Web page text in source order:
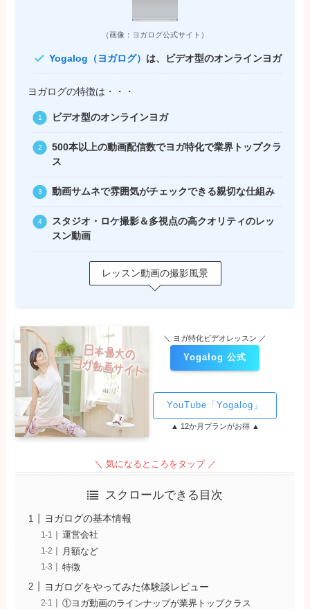
（画像：ヨガログ公式サイト）
Yogalog（ヨガログ） は、ビデオ型のオンラインヨガ
ヨガログの特徴は・・・
ビデオ型のオンラインヨガ
500本以上の動画配信数でヨガ特化で業界トップクラ
ス
動画サムネで雰囲気がチェックできる親切な仕組み
スタジオ・ロケ撮影＆多視点の高クオリティのレッ
スン動画
レッスン動画の撮影風景
＼ ヨガ特化ビデオレッスン ／
Yogalog 公式
YouTube「Yogalog」
▲ 12か月プランがお得 ▲
＼ 気になるところをタップ ／
スクロールできる目次
ヨガログの基本情報
運営会社
月額など
特徴
ヨガログをやってみた体験談レビュー
①ヨガ動画のラインナップが業界トップクラス